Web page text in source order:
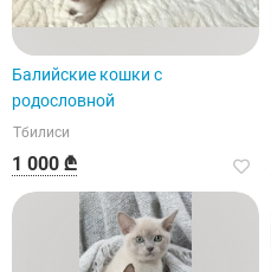
Балийские кошки с
родословной
Тбилиси
1 000 ₾